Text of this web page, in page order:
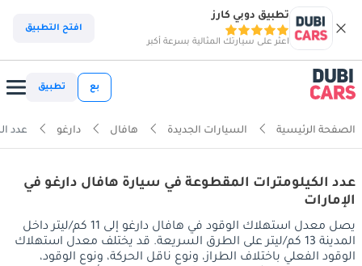
تطبيق دوبي كارز
اعثر على سيارتك المثالية بسرعة أكبر
افتح التطبيق
بع تطبيق
الصفحة الرئيسية السيارات الجديدة هافال دارغو عدد
عدد الكيلومترات المقطوعة في سيارة هافال دارغو في
الإمارات
يصل معدل استهلاك الوقود في هافال دارغو إلى 11 كم/ليتر داخل
المدينة 13 كم/ليتر على الطرق السريعة. قد يختلف معدل استهلاك
الوقود الفعلي باختلاف الطراز، ونوع ناقل الحركة، ونوع الوقود،